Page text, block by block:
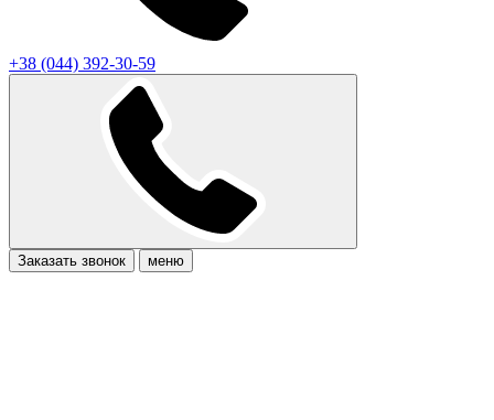
+38 (044) 392-30-59
Заказать звонок меню